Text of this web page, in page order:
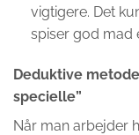
vigtigere. Det
spiser god mad
Deduktive
specielle”
Når man arbejder